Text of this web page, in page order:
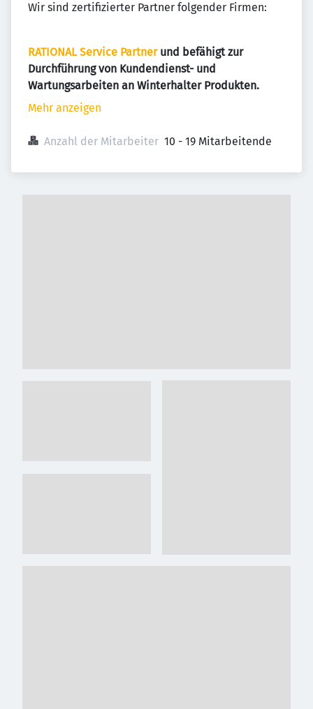
Wir sind zertifizierter Partner folgender Firmen:
RATIONAL Service Partnerund befähigt zur
Durchführung von Kundendienst- und
Wartungsarbeiten an Winterhalter Produkten.
Mehr anzeigen
Anzahl der Mitarbeiter 10 - 19 Mitarbeitende